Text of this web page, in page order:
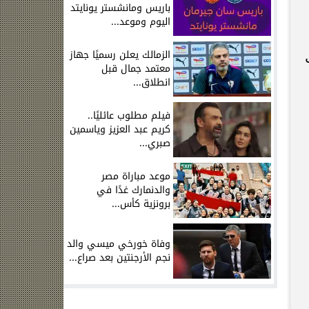
باريس ومانشستر يونايتد
اليوم وموعد...
الزمالك يعلن رسميًا جهاز
معتمد جمال قبل
انطلاق...
فيلم مطلوب عائليًا..
كريم عبد العزيز وياسمين
صبري...
موعد مباراة مصر
والدنمارك غدًا في
برونزية كأس...
وفاة خورخي ميسي والد
نجم الأرجنتين بعد صراع...